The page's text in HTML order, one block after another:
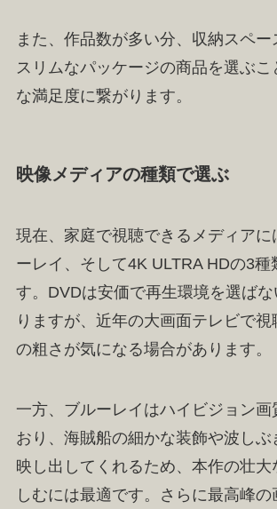
また、作品数が多い分、収納スペー
スリムなパッケージの商品を選ぶこ
な満足度に繋がります。
映像メディアの種類で選ぶ
現在、家庭で視聴できるメディアに
ーレイ、そして4K ULTRA HDの3種
す。DVDは安価で再生環境を選ば
りますが、近年の大画面テレビで
の粗さが気になる場合があります。
一方、ブルーレイはハイビジョン画
おり、海賊船の細かな装飾や波しぶ
映し出してくれるため、本作の壮大
しむには最適です。さらに最高峰の